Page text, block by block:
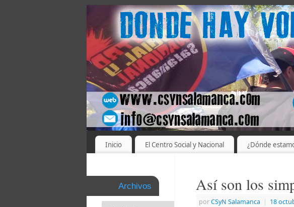
Inicio El Centro Social y Nacional ¿Dónde
Así son los
porCSyN Salamanca | 18
Archivos